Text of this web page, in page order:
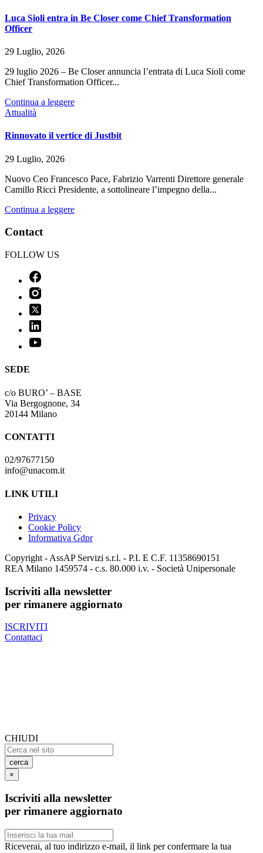
Luca Sioli entra in Be Closer come Chief Transformation
Officer
29 Luglio, 2026
29 luglio 2026 – Be Closer annuncia l’entrata di Luca Sioli come
Chief Transformation Officer...
Continua a leggere
Attualità
Rinnovato il vertice di Justbit
29 Luglio, 2026
Nuovo Ceo Francesco Pace, Fabrizio Varrenti Direttore generale
Camillo Ricci Presidente, a sottolineare l’impegno della...
Continua a leggere
Contact
FOLLOW US
SEDE
c/o BURO’ – BASE
Via Bergognone, 34
20144 Milano
CONTATTI
02/97677150
info@unacom.it
LINK UTILI
Privacy
Cookie Policy
Informativa Gdpr
Copyright - AssAP Servizi s.r.l. - P.I. E C.F. 11358690151
REA Milano 1459574 - c.s. 80.000 i.v. - Società Unipersonale
Iscriviti alla newsletter
per rimanere aggiornato
ISCRIVITI
Contattaci
CHIUDI
cerca
×
Iscriviti alla newsletter
per rimanere aggiornato
Riceverai, al tuo indirizzo e-mail, il link per confermare la tua